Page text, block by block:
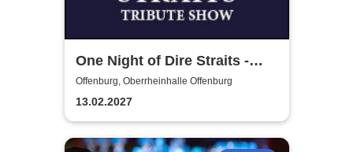
One Night of Dire Straits -
Tribute Show
Offenburg, Oberrheinhalle Offenburg
13.02.2027